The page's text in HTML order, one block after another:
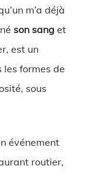
m’a déjà
son sang et
est un
formes de
sous
événement
routier,